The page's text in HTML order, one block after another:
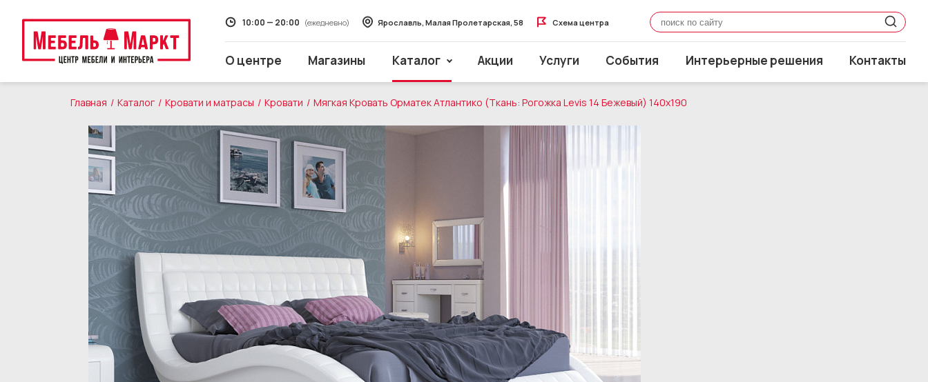
О центре Магазины
Распродажа
Мягкая мебель
Кухни
Корпусная мебель
Кровати и матрасы
Столы и стулья
Свет
Стеллажи и полки
Товары для дома
Бренды
Каталог Акции Услуги События Интерьерные решения Контакты
10:00 — 20:00 (ежедневно) Ярославль, Малая Пролетарская, 58 Схема центра
Главная Каталог Кровати и матрасы Кровати Мягкая Кровать Орматек Атлантико (Ткань: Рогожка Levis 14 Бежевый) 140x190